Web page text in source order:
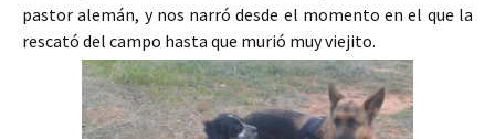
pastor alemán, y nos narró desde el momento en el que la
rescató del campo hasta que murió muy viejito.